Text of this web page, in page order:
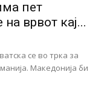
пет
врвот кај...
се во трка за
Македонија би